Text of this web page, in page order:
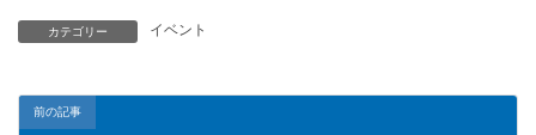
カテゴリー イベント
前の記事